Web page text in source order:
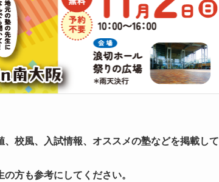
校風、入試情報、オススメの塾などを掲載して
方も参考にしてください。